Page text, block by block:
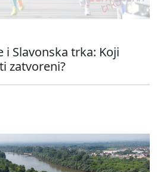
i Slavonska trka: Koji
zatvoreni?